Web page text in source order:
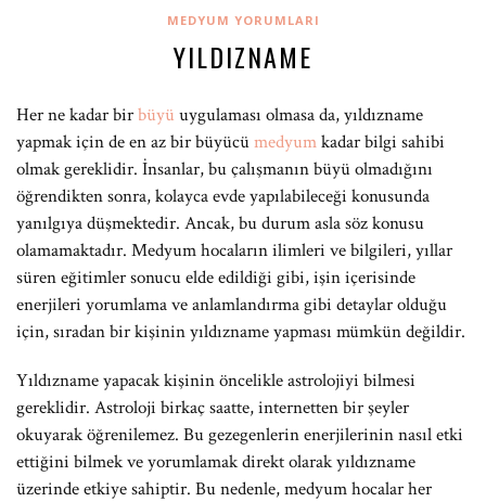
MEDYUM YORUMLARI
YILDIZNAME
Her ne kadar birbüyü uygulaması olmasa da, yıldızname
yapmak için de en az bir büyücümedyumkadar bilgi sahibi
olmak gereklidir. İnsanlar, bu çalışmanın büyü olmadığını
öğrendikten sonra, kolayca evde yapılabileceği konusunda
yanılgıya düşmektedir. Ancak, bu durum asla söz konusu
olamamaktadır. Medyum hocaların ilimleri ve bilgileri, yıllar
süren eğitimler sonucu elde edildiği gibi, işin içerisinde
enerjileri yorumlama ve anlamlandırma gibi detaylar olduğu
için, sıradan bir kişinin yıldızname yapması mümkün değildir.
Yıldızname yapacak kişinin öncelikle astrolojiyi bilmesi
gereklidir. Astroloji birkaç saatte, internetten bir şeyler
okuyarak öğrenilemez. Bu gezegenlerin enerjilerinin nasıl etki
ettiğini bilmek ve yorumlamak direkt olarak yıldızname
üzerinde etkiye sahiptir. Bu nedenle, medyum hocalar her